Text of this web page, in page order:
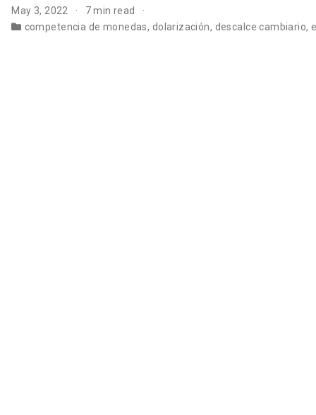
May 3, 2022
7 min read
competencia de monedas, dolarización, descalce cambiario,